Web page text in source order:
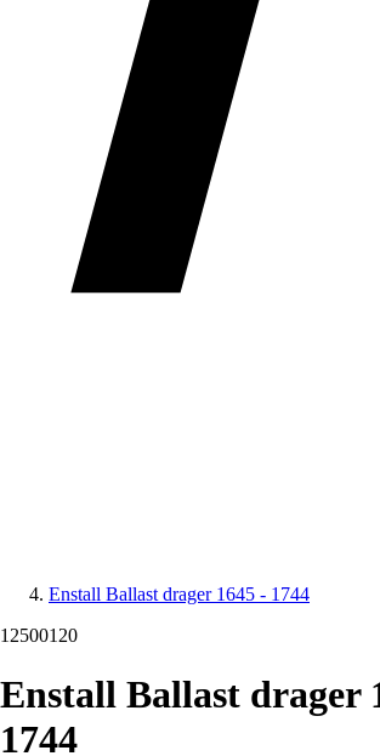
Enstall Ballast drager 1645 - 1744
12500120
Enstall Ballast drager
1744